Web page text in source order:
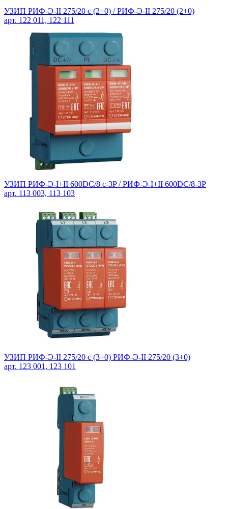
УЗИП РИФ-Э-II 275/20 с (2+0) / РИФ-Э-II 275/20 (2+0)
арт. 122 011, 122 111
УЗИП РИФ-Э-I+II 600DC/8 с-3P / РИФ-Э-I+II 600DC/8-3P
арт. 113 003, 113 103
УЗИП РИФ-Э-II 275/20 c (3+0) РИФ-Э-II 275/20 (3+0)
арт. 123 001, 123 101